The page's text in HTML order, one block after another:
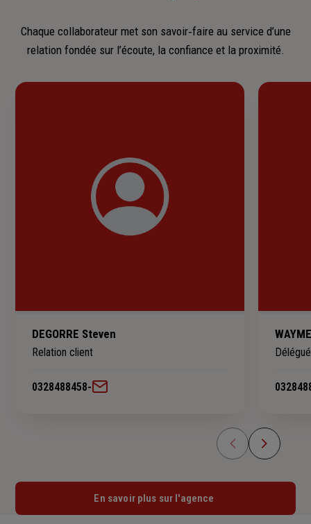
Chaque collaborateur met son savoir‑faire au service d’une
relation fondée sur l’écoute, la confiance et la proximité.
DEGORRE Steven
Relation client
0328488458-
En savoir plus sur l'agence